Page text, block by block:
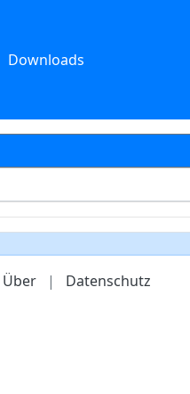
Downloads
Über | Datenschutz